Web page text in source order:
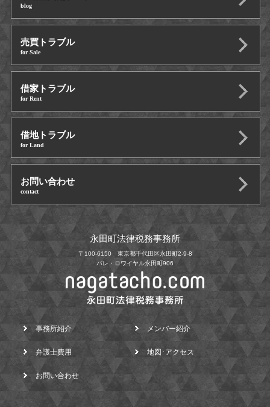
blog
売買トラブル
for Sale
借家トラブル
for Rent
借地トラブル
for Land
お問い合わせ
contact
永田町法律税務事務所
〒100-6150 東京都千代田区永田町2-9-8
パレ・ロワイヤル永田町906
事務所紹介 メンバー紹介
弁護士費用 地図･アクセス
お問い合わせ